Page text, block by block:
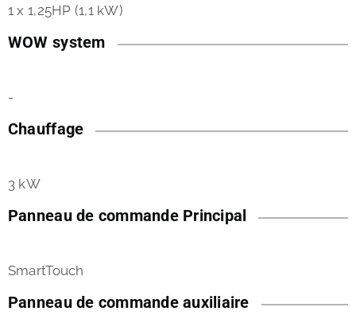
1 x 1,25HP (1,1 kW)
WOW system
-
Chauffage
3 kW
Panneau de commande Principal
SmartTouch
Panneau de commande auxiliaire